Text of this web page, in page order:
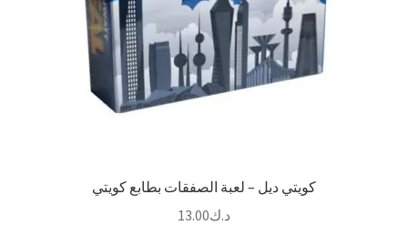
كويتي ديل – لعبة الصفقات بطابع كويتي
د.ك13.00